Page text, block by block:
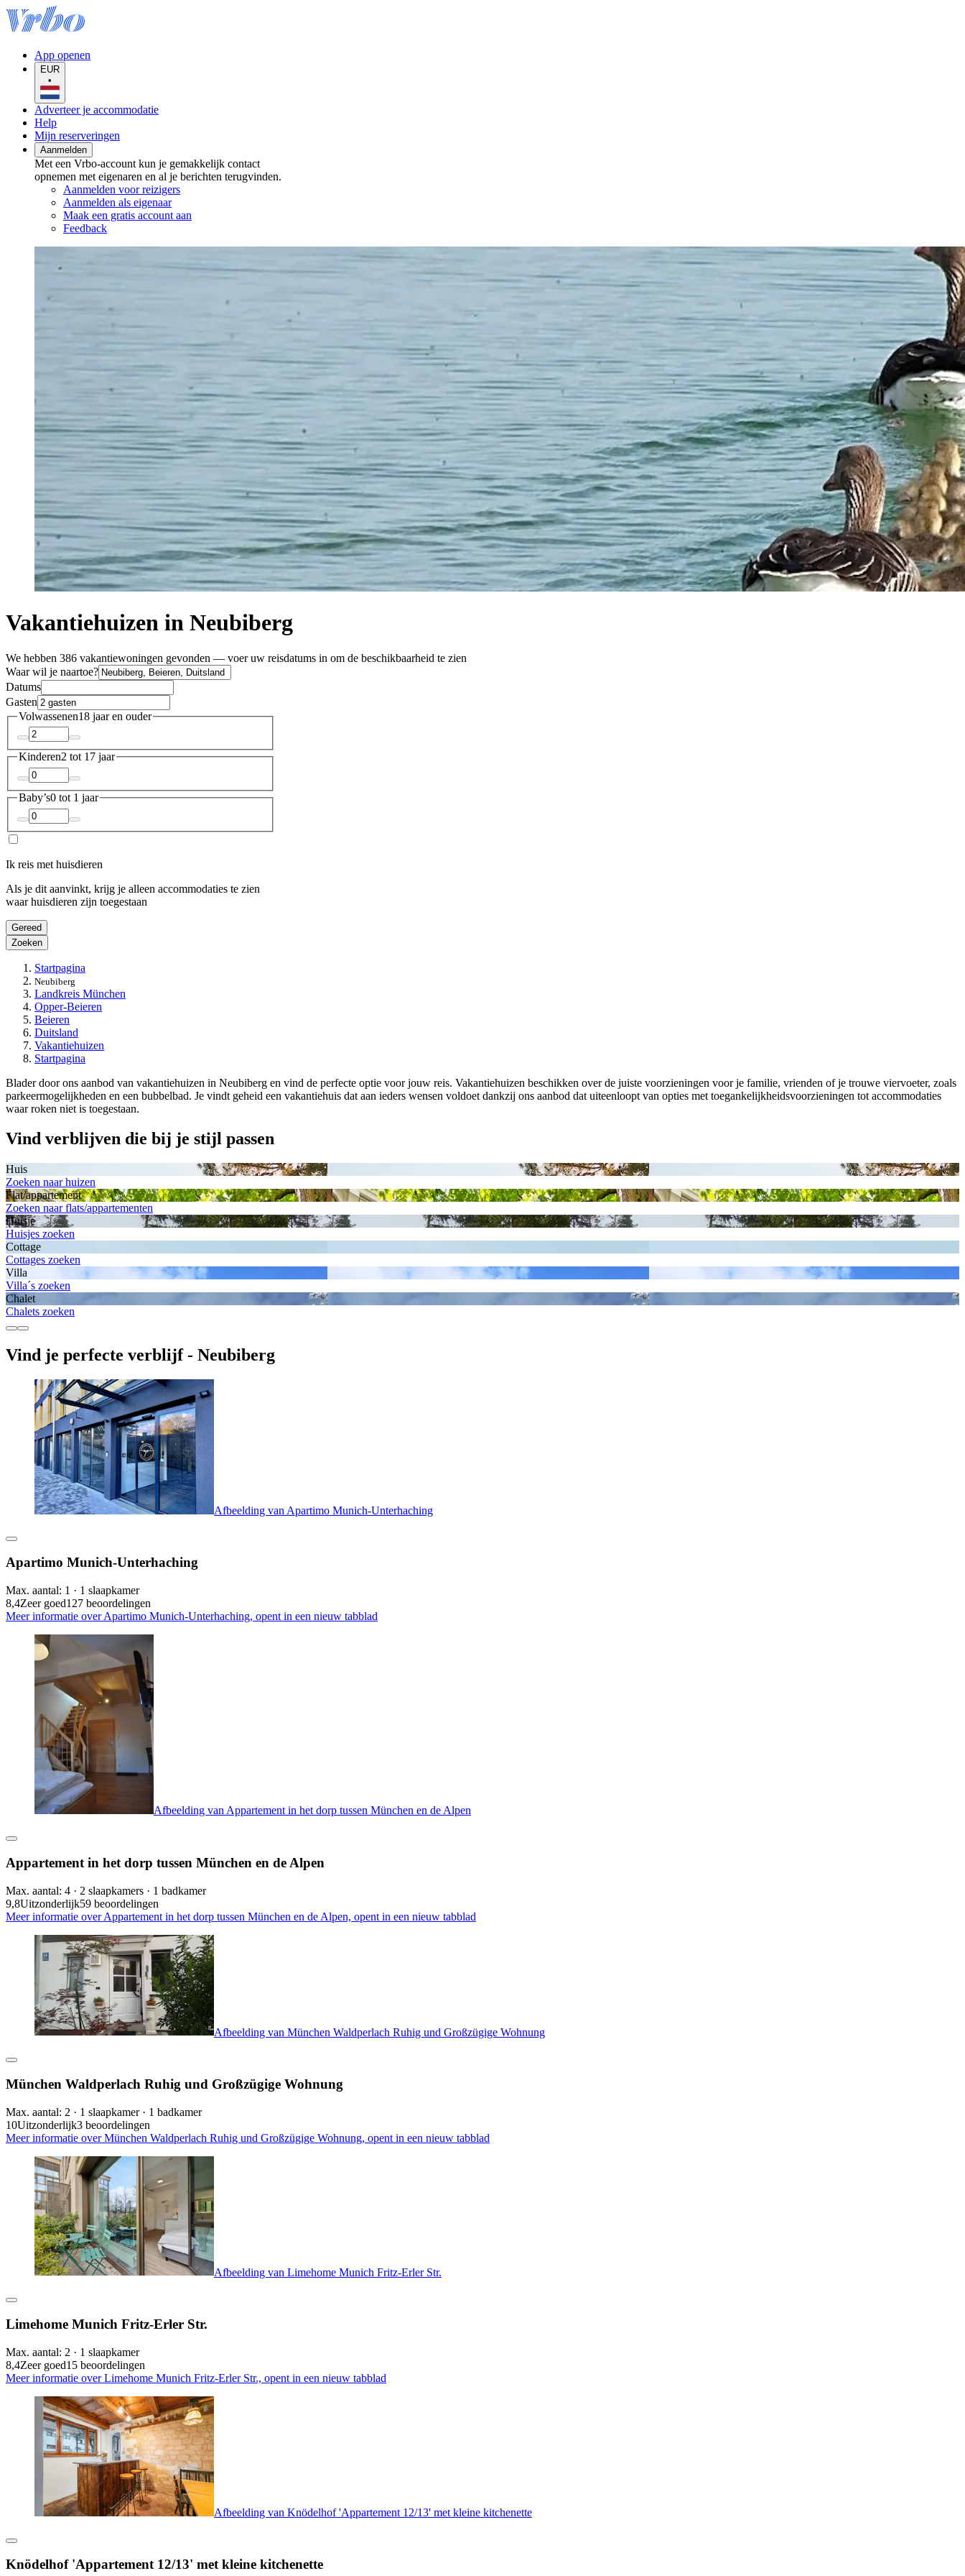
App openen
EUR
•
Adverteer je accommodatie
Help
Mijn reserveringen
Aanmelden
Met een Vrbo-account kun je gemakkelijk contact
opnemen met eigenaren en al je berichten terugvinden.
Aanmelden voor reizigers
Aanmelden als eigenaar
Maak een gratis account aan
Feedback
Vakantiehuizen in Neubiberg
We hebben 386 vakantiewoningen gevonden — voer uw reisdatums in om de beschikbaarheid te zien
Waar wil je naartoe?
Datums
Gasten
Volwassenen18 jaar en ouder
Kinderen2 tot 17 jaar
Baby’s0 tot 1 jaar
Ik reis met huisdieren
Als je dit aanvinkt, krijg je alleen accommodaties te zien
waar huisdieren zijn toegestaan
Gereed
Zoeken
Startpagina
Neubiberg
Landkreis München
Opper-Beieren
Beieren
Duitsland
Vakantiehuizen
Startpagina
Blader door ons aanbod van vakantiehuizen in Neubiberg en vind de perfecte optie voor jouw reis. Vakantiehuizen beschikken over de juiste voorzieningen voor je familie, vrienden of je trouwe viervoeter, zoals
parkeermogelijkheden en een bubbelbad. Je vindt geheid een vakantiehuis dat aan ieders wensen voldoet dankzij ons aanbod dat uiteenloopt van opties met toegankelijkheidsvoorzieningen tot accommodaties
waar roken niet is toegestaan.
Vind verblijven die bij je stijl passen
Huis
Zoeken naar huizen
Flat/appartement
Zoeken naar flats/appartementen
Huisje
Huisjes zoeken
Cottage
Cottages zoeken
Villa
Villa´s zoeken
Chalet
Chalets zoeken
Vind je perfecte verblijf - Neubiberg
Afbeelding van Apartimo Munich-Unterhaching
Apartimo Munich-Unterhaching
Max. aantal: 1 · 1 slaapkamer
8,4Zeer goed127 beoordelingen
Meer informatie over Apartimo Munich-Unterhaching, opent in een nieuw tabblad
Afbeelding van Appartement in het dorp tussen München en de Alpen
Appartement in het dorp tussen München en de Alpen
Max. aantal: 4 · 2 slaapkamers · 1 badkamer
9,8Uitzonderlijk59 beoordelingen
Meer informatie over Appartement in het dorp tussen München en de Alpen, opent in een nieuw tabblad
Afbeelding van München Waldperlach Ruhig und Großzügige Wohnung
München Waldperlach Ruhig und Großzügige Wohnung
Max. aantal: 2 · 1 slaapkamer · 1 badkamer
10Uitzonderlijk3 beoordelingen
Meer informatie over München Waldperlach Ruhig und Großzügige Wohnung, opent in een nieuw tabblad
Afbeelding van Limehome Munich Fritz-Erler Str.
Limehome Munich Fritz-Erler Str.
Max. aantal: 2 · 1 slaapkamer
8,4Zeer goed15 beoordelingen
Meer informatie over Limehome Munich Fritz-Erler Str., opent in een nieuw tabblad
Afbeelding van Knödelhof 'Appartement 12/13' met kleine kitchenette
Knödelhof 'Appartement 12/13' met kleine kitchenette